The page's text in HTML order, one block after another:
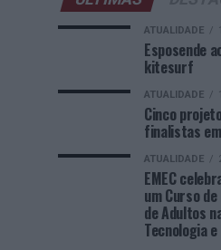
ATUALIDADE
Esposende
kitesurf
ATUALIDADE
Cinco
finalistas
ATUALIDADE
EMEC
um Curso
de Adultos
Tecnologia